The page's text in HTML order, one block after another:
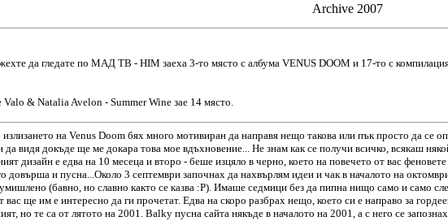
Archive 2007
да гледате по МАД ТВ - HIM заеха 3-то място с албума VENUS DOOM и 17-то с
& Natalia Avelon - Summer Wine зае 14 място.
на Venus Doom бях много мотивиран да направя нещо такова или пък просто да
да видя докъде ще ме докара това мое вдъхновение... Не знам как се получи всичко, всякаш
дизайн е едва на 10 месеца и второ - беше изцяло в черно, което на повечето от вас
довърша и пусна...Около 3 септември започнах да нахвърлям идеи и чак в началото на
(бавно, но славно както се казва :P). Имаше седмици без да пипна нищо само и само
ще им е интересно да ги прочетат. Едва на скоро разбрах нещо, което си е направо за
но те са от лятото на 2001. Balky пусна сайта някъде в началото на 2001, а с него се